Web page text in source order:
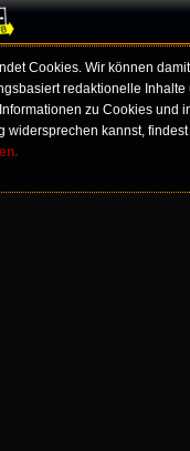
Cookies. Wir können
redaktionelle Inhalte
zu Cookies und
widersprechen kannst,